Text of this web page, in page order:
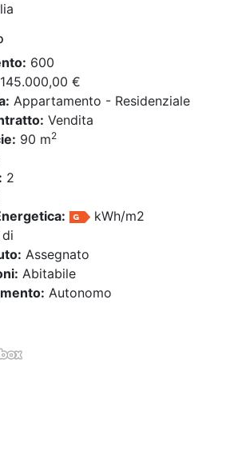
600
145.000,00 €
Appartamento - Residenziale
Vendita
90 m2
2
kWh/m2
Assegnato
Abitabile
Autonomo